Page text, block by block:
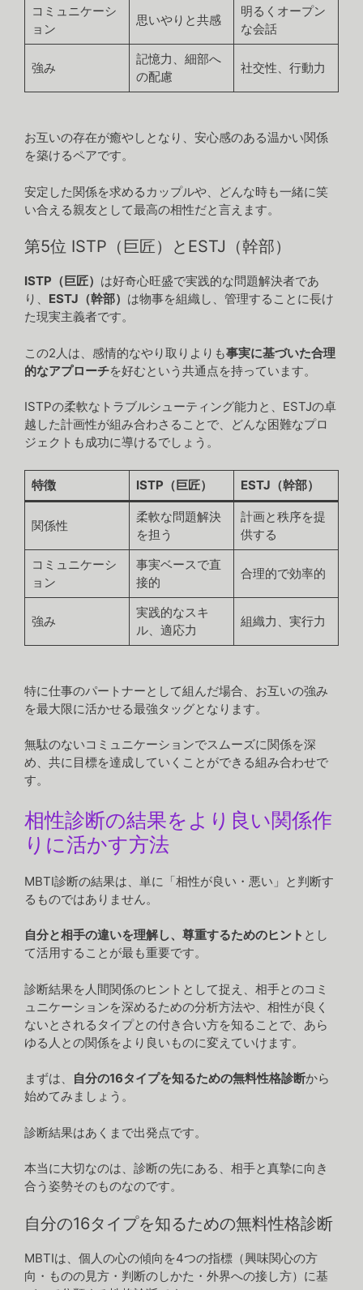
コミュニケーシ
ョン
思いやりと共感
明るくオープン
な会話
強み
記憶力、細部へ
の配慮
社交性、行動力
お互いの存在が癒やしとなり、安心感のある温かい関係
を築けるペアです。
安定した関係を求めるカップルや、どんな時も一緒に笑
い合える親友として最高の相性だと言えます。
第5位 ISTP（巨匠）とESTJ（幹部）
ISTP（巨匠） は好奇心旺盛で実践的な問題解決者であ
り、 ESTJ（幹部） は物事を組織し、管理することに長け
た現実主義者です。
この2人は、感情的なやり取りよりも事実に基づいた合理
的なアプローチを好むという共通点を持っています。
ISTPの柔軟なトラブルシューティング能力と、ESTJの卓
越した計画性が組み合わさることで、どんな困難なプロ
ジェクトも成功に導けるでしょう。
特徴 ISTP（巨匠） ESTJ（幹部）
関係性
柔軟な問題解決
を担う
計画と秩序を提
供する
コミュニケーシ
ョン
事実ベースで直
接的
合理的で効率的
強み
実践的なスキ
ル、適応力
組織力、実行力
特に仕事のパートナーとして組んだ場合、お互いの強み
を最大限に活かせる最強タッグとなります。
無駄のないコミュニケーションでスムーズに関係を深
め、共に目標を達成していくことができる組み合わせで
す。
相性診断の結果をより良い関係作
りに活かす方法
MBTI診断の結果は、単に「相性が良い・悪い」と判断す
るものではありません。
自分と相手の違いを理解し、尊重するためのヒント とし
て活用することが最も重要です。
診断結果を人間関係のヒントとして捉え、相手とのコミ
ュニケーションを深めるための分析方法や、相性が良く
ないとされるタイプとの付き合い方を知ることで、あら
ゆる人との関係をより良いものに変えていけます。
まずは、 自分の16タイプを知るための無料性格診断から
始めてみましょう。
診断結果はあくまで出発点です。
本当に大切なのは、診断の先にある、相手と真摯に向き
合う姿勢そのものなのです。
自分の16タイプを知るための無料性格診断
MBTIは、個人の心の傾向を4つの指標（興味関心の方
向・ものの見方・判断のしかた・外界への接し方）に基